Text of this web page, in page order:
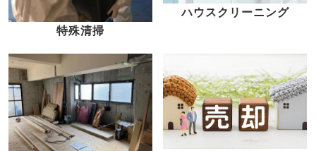
特殊清掃
ハウスクリーニング